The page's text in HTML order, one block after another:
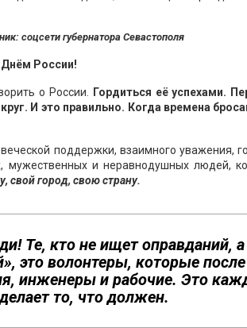
соцсети губернатора Севастополя
России!
о России.
Гордиться её успехами.
И это правильно. Когда времена
поддержки, взаимного уважения,
мужественных и неравнодушных людей,
свой город, свою страну.
Те, кто не ищет оправданий, а
это волонтеры, которые
инженеры и рабочие. Это
то, что должен.